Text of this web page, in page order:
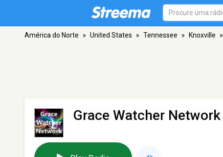
América do Norte » United States » Tennessee » Knoxville »
Grace Watcher Network